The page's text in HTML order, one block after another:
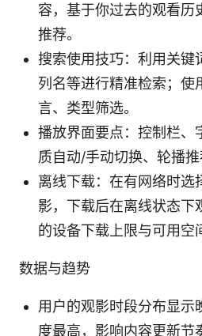
容，基于你过去的观看历
推荐。
搜索使用技巧：利用关键
列名等进行精准检索；使
言、类型筛选。
播放界面要点：控制栏、
质自动/手动切换、轮播推
离线下载：在有网络时选
影，下载后在离线状态下
的设备下载上限与可用空
数据与趋势
用户的观影时段分布显示
度最高，影响内容更新节